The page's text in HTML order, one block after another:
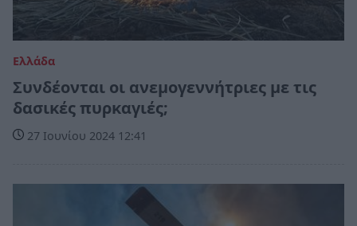
Ελλάδα
Συνδέονται οι ανεμογεννήτριες με τις
δασικές πυρκαγιές;
27 Ιουνίου 2024 12:41